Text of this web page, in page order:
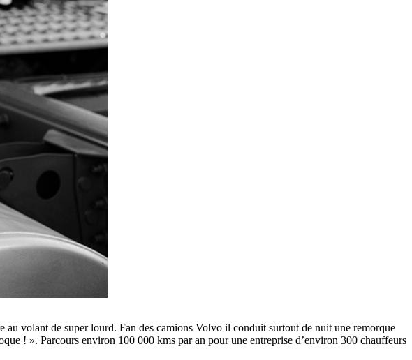
volant de super lourd. Fan des camions Volvo il conduit surtout de nuit une remorque
! ». Parcours environ 100 000 kms par an pour une entreprise d’environ 300 chauffeurs